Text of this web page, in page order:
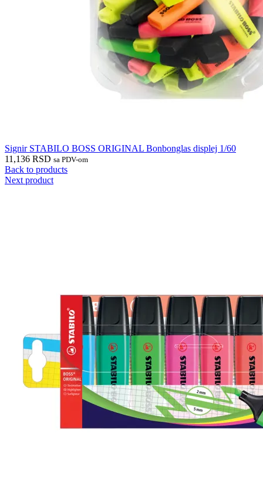
Signir STABILO BOSS ORIGINAL Bonbonglas displej 1/60
11,136 RSD sa PDV-om
Back to products
Next product